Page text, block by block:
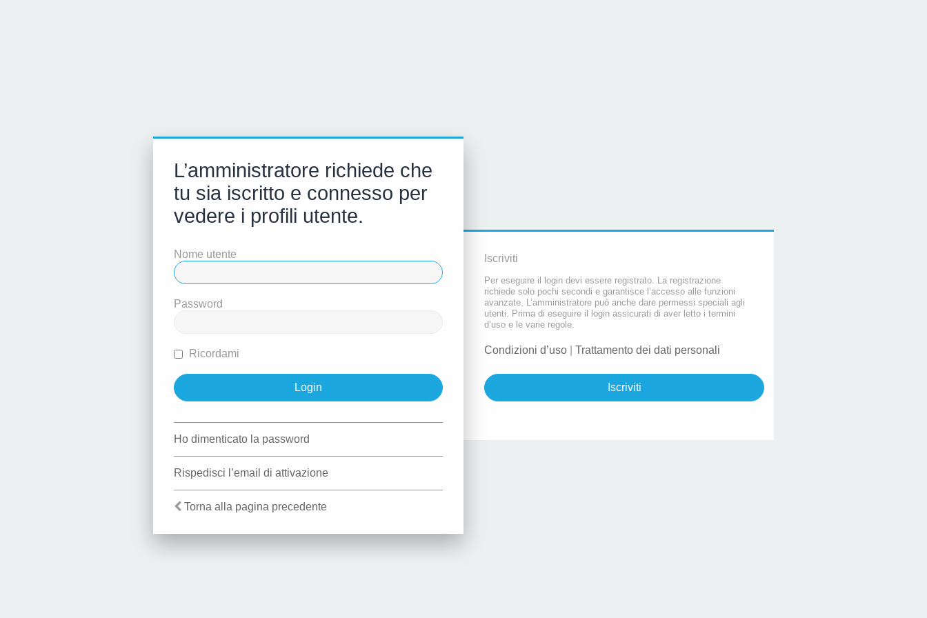
L’amministratore richiede che
tu sia iscritto e connesso per
vedere i profili utente.
Nome utente
Password
Ricordami
Ho dimenticato la password
Rispedisci l’email di attivazione
Torna alla pagina precedente
Iscriviti
Per eseguire il login devi essere registrato. La registrazione
richiede solo pochi secondi e garantisce l’accesso alle funzioni
avanzate. L’amministratore può anche dare permessi speciali agli
utenti. Prima di eseguire il login assicurati di aver letto i termini
d’uso e le varie regole.
Condizioni d’uso Trattamento dei dati personali
Iscriviti